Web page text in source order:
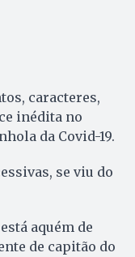
caracteres,
inédita no
da Covid-19.
se viu do
aquém de
de capitão do